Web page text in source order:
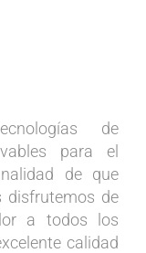
de
para el
de que
disfrutemos de
a todos los
calidad